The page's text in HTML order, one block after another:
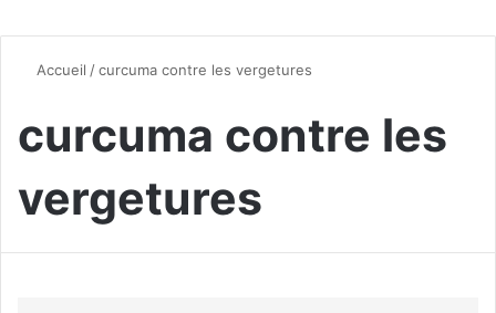
Accueil /curcuma contre les vergetures
curcuma contre les
vergetures